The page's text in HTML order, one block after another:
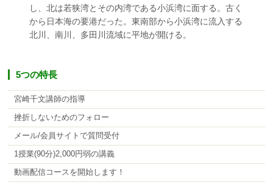
し、北は若狭湾とその内湾である小浜湾に面する。古く
から日本海の要港だった。東南部から小浜湾に流入する
北川、南川、多田川流域に平地が開ける。
5つの特長
宮崎千文講師の指導
挫折しないためのフォロー
メール/会員サイトで質問受付
1授業(90分)2,000円弱の講義
動画配信コースを開始します！